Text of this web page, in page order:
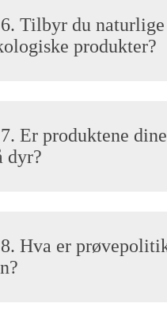
Tilbyr du
produkter?
Er produktene
dyr?
Hva er